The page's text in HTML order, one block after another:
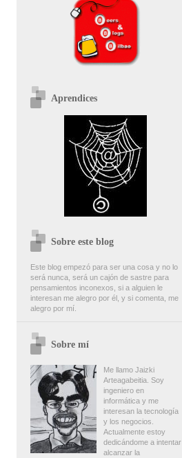
Aprendices
Sobre este blog
Este blog empezó para ser una cosa y no lo
será nunca, será un cajón de sastre para
pensamientos inconexos, si a alguien le
interesan me alegro por él, y si comenta, me
alegro por mí.
Sobre mí
Me llamo Jaizki
Arteagabeitia. Soy
ingeniero en
informática y me
interesan la tecnología
y los negocios.
Actualmente estoy
dedicándome a intentar
alcanzar la